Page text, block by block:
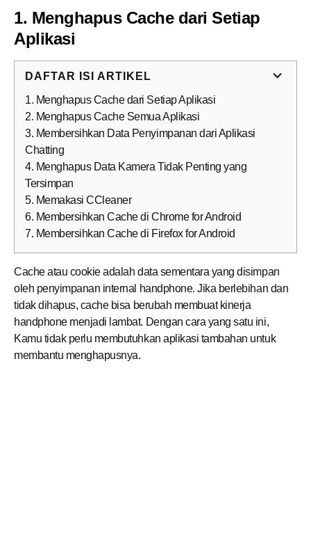
1. Menghapus Cache dari Setiap
Aplikasi
DAFTAR ISI ARTIKEL
1. Menghapus Cache dari Setiap Aplikasi
2. Menghapus Cache Semua Aplikasi
3. Membersihkan Data Penyimpanan dari Aplikasi
Chatting
4. Menghapus Data Kamera Tidak Penting yang
Tersimpan
5. Memakasi CCleaner
6. Membersihkan Cache di Chrome for Android
7. Membersihkan Cache di Firefox for Android
Cache atau cookie adalah data sementara yang disimpan
oleh penyimpanan internal handphone. Jika berlebihan dan
tidak dihapus, cache bisa berubah membuat kinerja
handphone menjadi lambat. Dengan cara yang satu ini,
Kamu tidak perlu membutuhkan aplikasi tambahan untuk
membantu menghapusnya.